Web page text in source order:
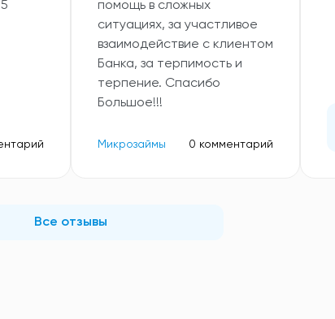
помощь в сложных
ситуациях, за участливое
взаимодействие с клиентом
Банка, за терпимость и
терпение. Спасибо
Большое!!!
Микрозаймы 0 комментарий
Все отзывы